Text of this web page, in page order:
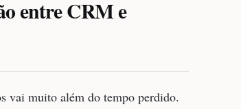
entre CRM e
vai muito além do tempo perdido.